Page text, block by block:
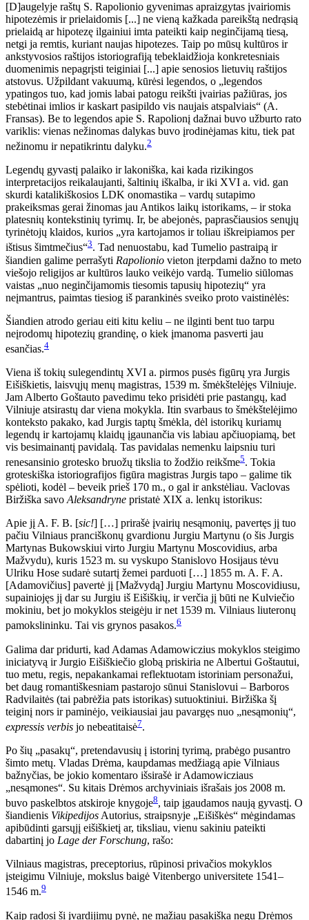
[D]augelyje raštų S. Rapolionio gyvenimas apraizgytas įvairiomis
hipotezėmis ir prielaidomis [...] ne vieną kažkada pareikštą nedrąsią
prielaidą ar hipotezę ilgainiui imta pateikti kaip neginčijamą tiesą,
netgi ja remtis, kuriant naujas hipotezes. Taip po mūsų kultūros ir
ankstyvosios raštijos istoriografiją tebeklaidžioja konkretesniais
duomenimis nepagrįsti teiginiai [...] apie senosios lietuvių raštijos
atstovus. Užpildant vakuumą, kūrėsi legendos, o „legendos
ypatingos tuo, kad jomis labai patogu reikšti įvairias pažiūras, jos
stebėtinai imlios ir kaskart pasipildo vis naujais atspalviais“ (A.
Fransas). Be to legendos apie S. Rapolionį dažnai buvo užburto rato
variklis: vienas nežinomas dalykas buvo įrodinėjamas kitu, tiek pat
nežinomu ir nepatikrintu dalyku.2
Legendų gyvastį palaiko ir lakoniška, kai kada rizikingos
interpretacijos reikalaujanti, šaltinių iškalba, ir iki XVI a. vid. gan
skurdi katalikiškosios LDK onomastika – vardų sutapimo
prakeiksmas gerai žinomas jau Antikos laikų istorikams, – ir stoka
platesnių kontekstinių tyrimų. Ir, be abejonės, paprasčiausios senųjų
tyrinėtojų klaidos, kurios „yra kartojamos ir toliau iškreipiamos per
ištisus šimtmečius“3. Tad nenuostabu, kad Tumelio pastraipą ir
šiandien galime perrašyti Rapolionio vieton įterpdami dažno to meto
viešojo religijos ar kultūros lauko veikėjo vardą. Tumelio siūlomas
vaistas „nuo neginčijamomis tiesomis tapusių hipotezių“ yra
neįmantrus, paimtas tiesiog iš parankinės sveiko proto vaistinėlės:
Šiandien atrodo geriau eiti kitu keliu – ne ilginti bent tuo tarpu
neįrodomų hipotezių grandinę, o kiek įmanoma pasverti jau
esančias.4
Viena iš tokių sulegendintų XVI a. pirmos pusės figūrų yra Jurgis
Eišiškietis, laisvųjų menų magistras, 1539 m. šmėkštelėjęs Vilniuje.
Jam Alberto Goštauto pavedimu teko prisidėti prie pastangų, kad
Vilniuje atsirastų dar viena mokykla. Itin svarbaus to šmėkštelėjimo
konteksto pakako, kad Jurgis taptų šmėkla, dėl istorikų kuriamų
legendų ir kartojamų klaidų įgaunančia vis labiau apčiuopiamą, bet
vis besimainantį pavidalą. Tas pavidalas nemenku laipsniu turi
renesansinio grotesko bruožų tikslia to žodžio reikšme5. Tokia
groteskiška istoriografijos figūra magistras Jurgis tapo – galime tik
spėlioti, kodėl – beveik prieš 170 m., o gal ir ankstėliau. Vaclovas
Biržiška savoAleksandryne pristatė XIX a. lenkų istorikus:
Apie jį A. F. B. [sic!] […] prirašė įvairių nesąmonių, pavertęs jį tuo
pačiu Vilniaus pranciškonų gvardionu Jurgiu Martynu (o šis Jurgis
Martynas Bukowskiui virto Jurgiu Martynu Moscovidius, arba
Mažvydu), kuris 1523 m. su vyskupo Stanislovo Hosijaus tėvu
Ulriku Hose sudarė sutartį žemei parduoti […] 1855 m. A. F. A.
[Adamovičius] pavertė jį [Mažvydą] Jurgiu Martynu Moscovidiusu,
supainiojęs jį dar su Jurgiu iš Eišiškių, ir verčia jį būti ne Kulviečio
mokiniu, bet jo mokyklos steigėju ir net 1539 m. Vilniaus liuteronų
pamokslininku. Tai vis grynos pasakos.6
Galima dar pridurti, kad Adamas Adamowiczius mokyklos steigimo
iniciatyvą ir Jurgio Eišiškiečio globą priskiria ne Albertui Goštautui,
tuo metu, regis, nepakankamai reflektuotam istoriniam personažui,
bet daug romantiškesniam pastarojo sūnui Stanislovui – Barboros
Radvilaitės (tai pabrėžia pats istorikas) sutuoktiniui. Biržiška šį
teiginį nors ir paminėjo, veikiausiai jau pavargęs nuo „nesąmonių“,
expressis verbis jo nebeatitaisė7.
Po šių „pasakų“, pretendavusių į istorinį tyrimą, prabėgo pusantro
šimto metų. Vladas Drėma, kaupdamas medžiagą apie Vilniaus
bažnyčias, be jokio komentaro išsirašė ir Adamowicziaus
„nesąmones“. Su kitais Drėmos archyviniais išrašais jos 2008 m.
buvo paskelbtos atskiroje knygoje8, taip įgaudamos naują gyvastį. O
šiandienis VikipedijosAutorius, straipsnyje „Eišiškės“ mėgindamas
apibūdinti garsųjį eišiškietį ar, tiksliau, vienu sakiniu pateikti
dabartinį jo Lage der Forschung, rašo:
Vilniaus magistras, preceptorius, rūpinosi privačios mokyklos
įsteigimu Vilniuje, mokslus baigė Vitenbergo universitete 1541–
1546 m.9
Kaip radosi ši įvardijimų pynė, ne mažiau pasakiška negu Drėmos